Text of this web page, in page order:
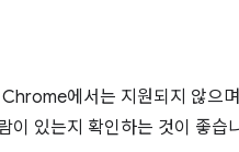
에서는 지원되지 않으
이 있는지 확인하는 것이 좋습